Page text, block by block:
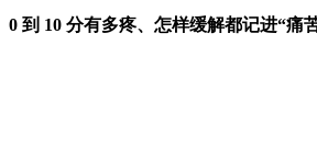
0 到 10 分有多疼、怎样缓解都记进“痛